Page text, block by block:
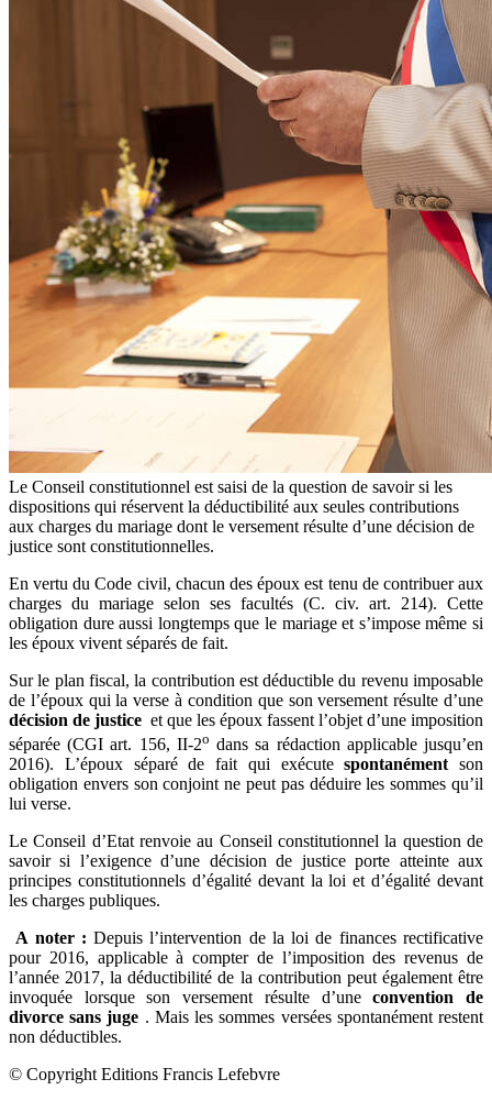
Le Conseil constitutionnel est saisi de la question de savoir si les
dispositions qui réservent la déductibilité aux seules contributions
aux charges du mariage dont le versement résulte d’une décision de
justice sont constitutionnelles.
En vertu du Code civil, chacun des époux est tenu de contribuer aux
charges du mariage selon ses facultés (C. civ. art. 214). Cette
obligation dure aussi longtemps que le mariage et s’impose même si
les époux vivent séparés de fait.
Sur le plan fiscal, la contribution est déductible du revenu imposable
de l’époux qui la verse à condition que son versement résulte d’une
décision de justice et que les époux fassent l’objet d’une imposition
séparée (CGI art. 156, II-2o dans sa rédaction applicable jusqu’en
2016). L’époux séparé de fait qui exécutespontanément son
obligation envers son conjoint ne peut pas déduire les sommes qu’il
lui verse.
Le Conseil d’Etat renvoie au Conseil constitutionnel la question de
savoir si l’exigence d’une décision de justice porte atteinte aux
principes constitutionnels d’égalité devant la loi et d’égalité devant
les charges publiques.
A noter :Depuis l’intervention de la loi de finances rectificative
pour 2016, applicable à compter de l’imposition des revenus de
l’année 2017, la déductibilité de la contribution peut également être
invoquée lorsque son versement résulte d’uneconvention de
divorce sans juge . Mais les sommes versées spontanément restent
non déductibles.
© Copyright Editions Francis Lefebvre